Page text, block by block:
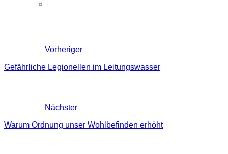
Vorheriger
Gefährliche Legionellen im Leitungswasser
Nächster
Warum Ordnung unser Wohlbefinden erhöht